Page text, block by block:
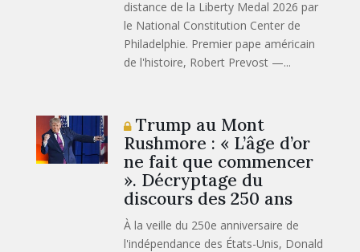
distance de la Liberty Medal 2026 par
le National Constitution Center de
Philadelphie. Premier pape américain
de l'histoire, Robert Prevost —...
Trump au Mont
Rushmore : « L’âge d’or
ne fait que commencer
». Décryptage du
discours des 250 ans
À la veille du 250e anniversaire de
l'indépendance des États-Unis, Donald